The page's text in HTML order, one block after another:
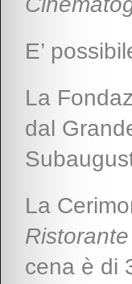
E’
La
dal
La
cena è di